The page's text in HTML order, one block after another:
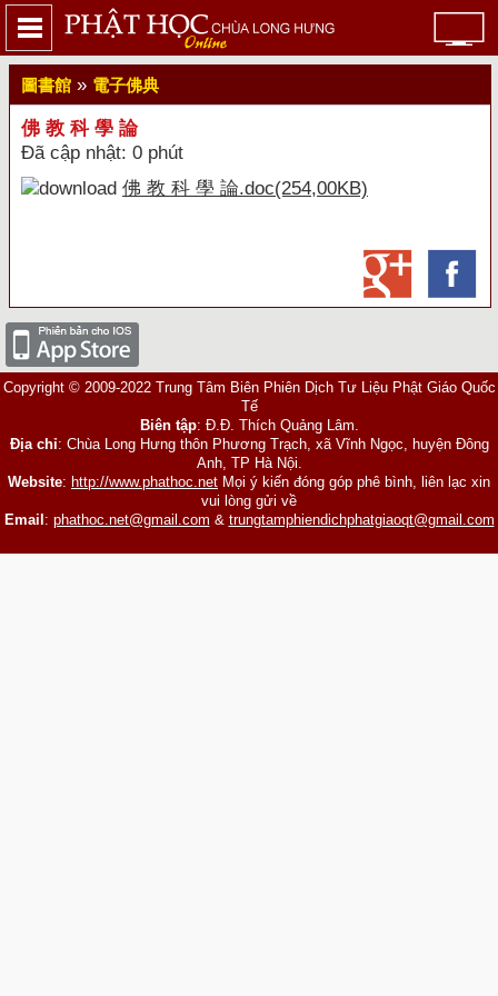
圖書館 » 電子佛典
佛 教 科 學 論
Đã cập nhật: 0 phút
佛 教 科 學 論.doc(254,00KB)
Copyright © 2009-2022 Trung Tâm Biên Phiên Dịch Tư Liệu Phật Giáo Quốc
Tế
Biên tập: Đ.Đ. Thích Quảng Lâm.
Địa chỉ: Chùa Long Hưng thôn Phương Trạch, xã Vĩnh Ngọc, huyện Đông
Anh, TP Hà Nội.
Website: http://www.phathoc.net Mọi ý kiến đóng góp phê bình, liên lạc xin
vui lòng gửi về
Email : phathoc.net@gmail.com & trungtamphiendichphatgiaoqt@gmail.com